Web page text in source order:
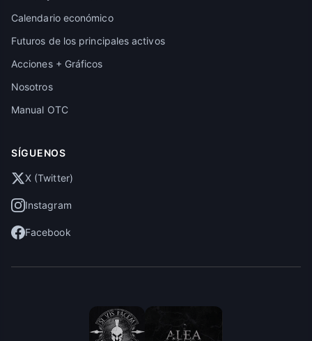
Calendario económico
Futuros de los principales activos
Acciones + Gráficos
Nosotros
Manual OTC
SÍGUENOS
X (Twitter)
Instagram
Facebook